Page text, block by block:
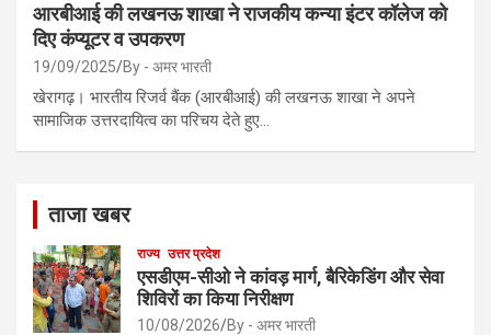
आरबीआई की लखनऊ शाखा ने राजकीय कन्या इंटर कॉलेज को
दिए कंप्यूटर व उपकरण
19/09/2025 By - अमर भारती
खेरागढ़। भारतीय रिजर्व बैंक (आरबीआई) की लखनऊ शाखा ने अपने
सामाजिक उत्तरदायित्व का परिचय देते हुए…
ताजा खबर
राज्य उत्तर प्रदेश
एसडीएम-सीओ ने कांवड़ मार्ग, बैरिकेडिंग और सेवा
शिविरों का किया निरीक्षण
10/08/2026 By - अमर भारती